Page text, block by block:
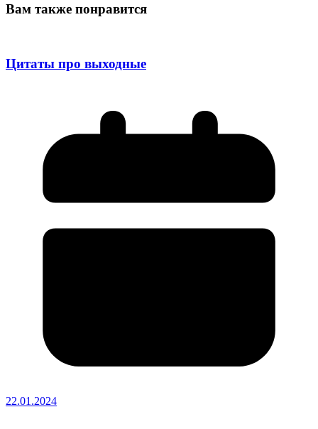
Вам также понравится
Цитаты про выходные
22.01.2024